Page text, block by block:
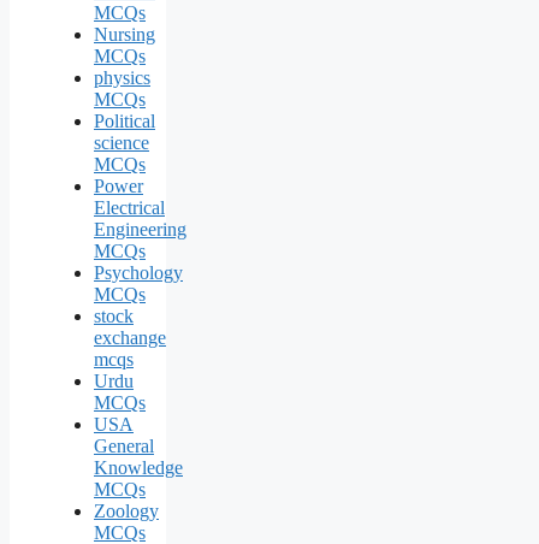
MCQs
Nursing
MCQs
physics
MCQs
Political
science
MCQs
Power
Electrical
Engineering
MCQs
Psychology
MCQs
stock
exchange
mcqs
Urdu
MCQs
USA
General
Knowledge
MCQs
Zoology
MCQs